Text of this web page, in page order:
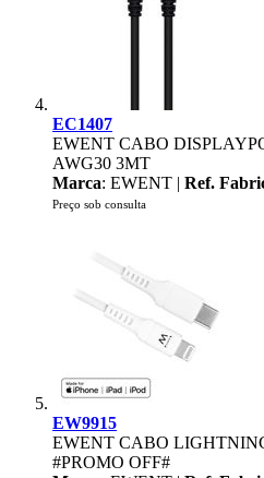
EC1407
EWENT CABO
AWG30 3MT
Marca: EWENT | Ref.
Preço sob consulta
EW9915
EWENT CABO
#PROMO OFF#